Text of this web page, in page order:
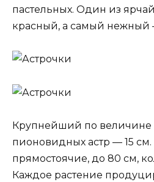
пастельных. Один из
красный, а самый нежный
Крупнейший по величине
пионовидных астр — 15
прямостоячие, до 80 см,
Каждое растение